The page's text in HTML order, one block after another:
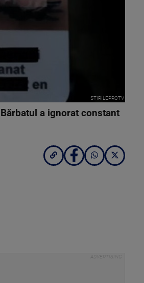
STIRILEPROTV
a ignorat constant